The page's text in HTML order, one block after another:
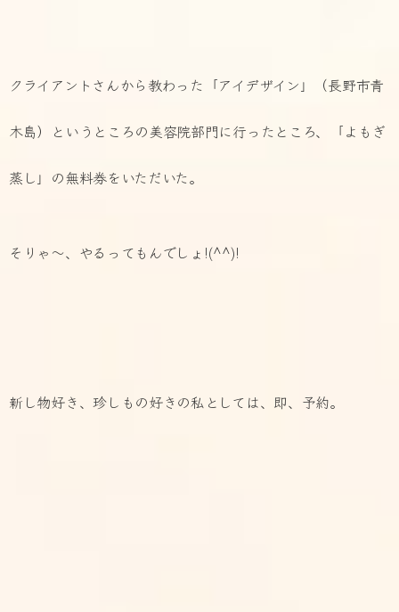
クライアントさんから教わった「アイデザイン」（長野市青
木島）というところの美容院部門に行ったところ、「よもぎ
蒸し」の無料券をいただいた。
そりゃ～、やるってもんでしょ!(^^)!
新し物好き、珍しもの好きの私としては、即、予約。